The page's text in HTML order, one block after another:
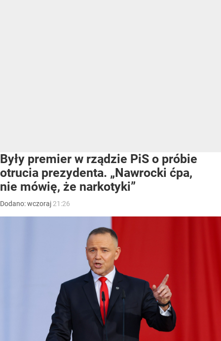
Były premier w rządzie PiS o próbie
otrucia prezydenta. „Nawrocki ćpa,
nie mówię, że narkotyki”
Dodano:wczoraj 21:26